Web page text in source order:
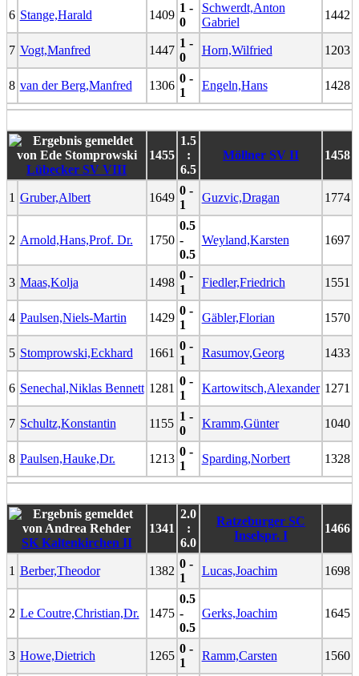
6 Stange,Harald 1409
1 -
0
Schwerdt,Anton
Gabriel
1442
7 Vogt,Manfred 1447
1 -
0
Horn,Wilfried 1203
8 van der Berg,Manfred 1306
0 -
1
Engeln,Hans 1428
Lübecker SV VIII
1455
1.5
:
6.5
Möllner SV II 1458
1 Gruber,Albert 1649
0 -
1
Guzvic,Dragan 1774
2 Arnold,Hans,Prof. Dr. 1750
0.5
-
0.5
Weyland,Karsten 1697
3 Maas,Kolja 1498
0 -
1
Fiedler,Friedrich 1551
4 Paulsen,Niels-Martin 1429
0 -
1
Gäbler,Florian 1570
5 Stomprowski,Eckhard 1661
0 -
1
Rasumov,Georg 1433
6 Senechal,Niklas Bennett 1281
0 -
1
Kartowitsch,Alexander 1271
7 Schultz,Konstantin 1155
1 -
0
Kramm,Günter 1040
8 Paulsen,Hauke,Dr. 1213
0 -
1
Sparding,Norbert 1328
SK Kaltenkirchen II
1341
2.0
:
6.0
Ratzeburger SC
Inselspr. I
1466
1 Berber,Theodor 1382
0 -
1
Lucas,Joachim 1698
2 Le Coutre,Christian,Dr. 1475
0.5
-
0.5
Gerks,Joachim 1645
3 Howe,Dietrich 1265
0 -
1
Ramm,Carsten 1560